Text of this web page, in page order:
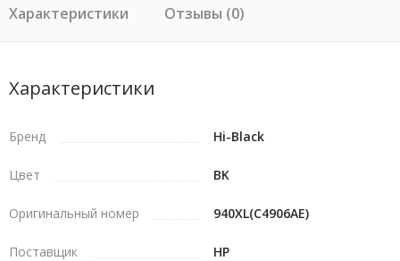
Характеристики Отзывы (0)
Характеристики
Бренд Hi-Black
Цвет BK
Оригинальный номер 940XL(C4906AE)
Поставщик HP